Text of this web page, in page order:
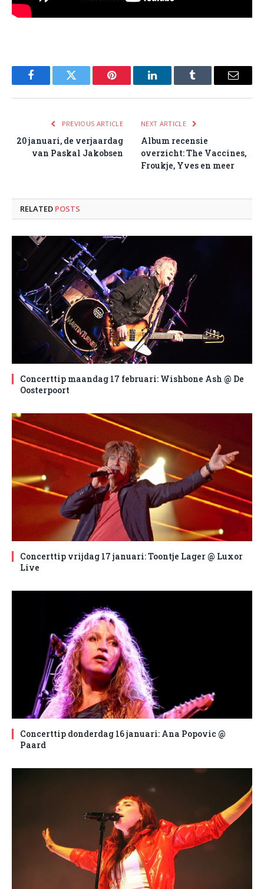
FacebookTwitter Pinterest LinkedInTumblr Email
PREVIOUS ARTICLE
20 januari, de verjaardag
van Paskal Jakobsen
NEXT ARTICLE
Album recensie
overzicht: The Vaccines,
Froukje, Yves en meer
RELATED POSTS
Concerttip maandag 17 februari: Wishbone Ash @ De
Oosterpoort
Concerttip vrijdag 17 januari: Toontje Lager @ Luxor
Live
Concerttip donderdag 16 januari: Ana Popovic @
Paard